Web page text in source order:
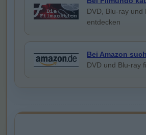
DVD, Blu-ray und
entdecken
Bei Amazon
DVD und Blu-ray